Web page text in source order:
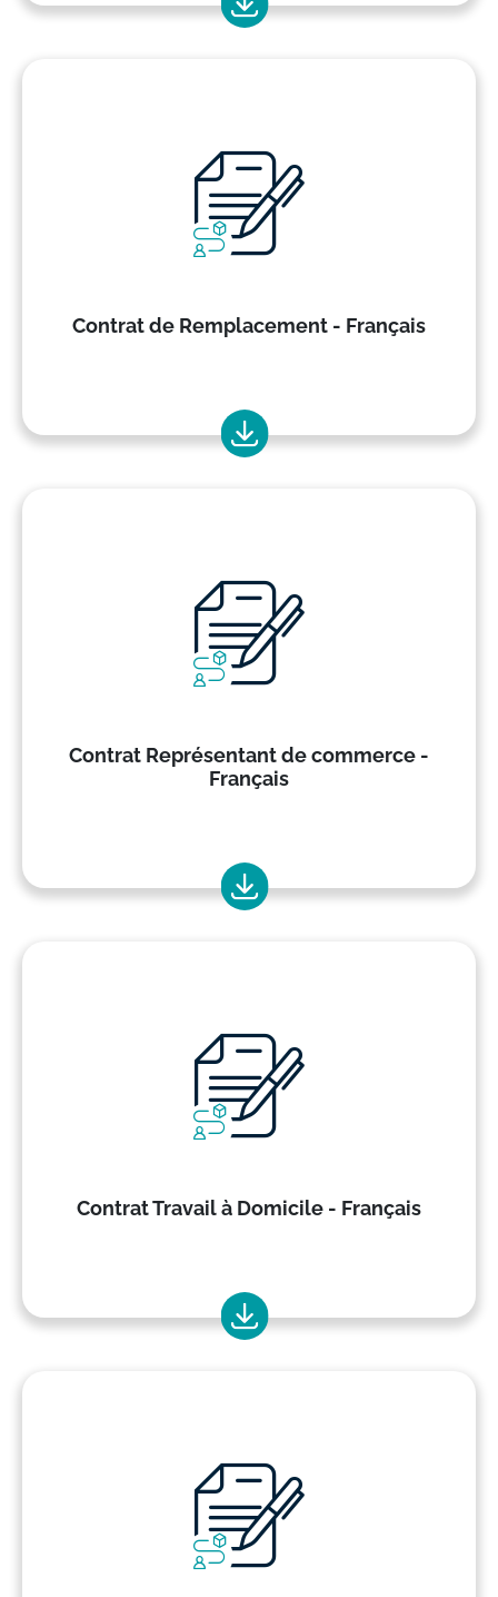
Contrat de Remplacement - Français
Contrat Représentant de commerce -
Français
Contrat Travail à Domicile - Français